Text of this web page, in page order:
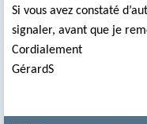
Si vous avez constaté
signaler, avant que je
Cordialement
GérardS